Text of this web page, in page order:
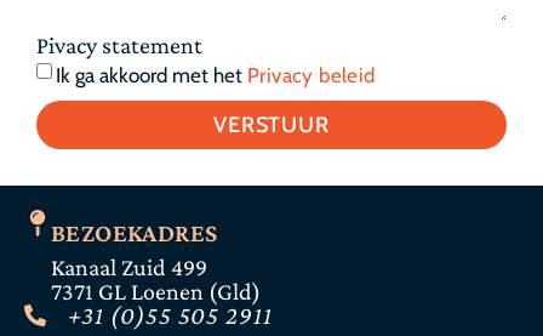
Pivacy statement
Ik ga akkoord met het Privacy beleid
VERSTUUR
BEZOEKADRES
Kanaal Zuid 499
7371 GL Loenen (Gld)
+31 (0)55 505 2911